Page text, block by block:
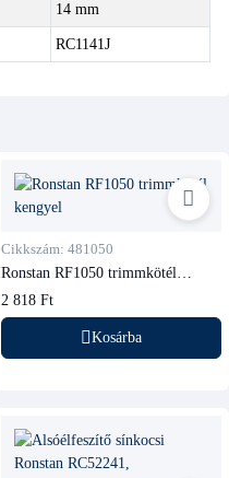
14 mm
RC1141J
Cikkszám: 481050
Ronstan RF1050 trimmkötél
kengyel
2 818 Ft
Kosárba